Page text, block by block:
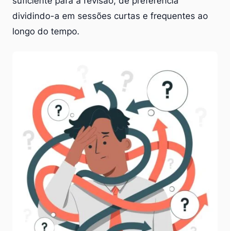
dividindo-a em sessões curtas e frequentes ao
longo do tempo.